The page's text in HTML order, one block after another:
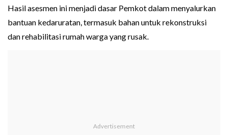
Hasil asesmen ini menjadi dasar Pemkot dalam menyalurkan
bantuan kedaruratan, termasuk bahan untuk rekonstruksi
dan rehabilitasi rumah warga yang rusak.